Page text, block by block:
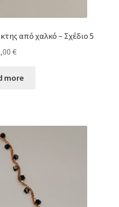
από χαλκό – Σχέδιο 5
€
more